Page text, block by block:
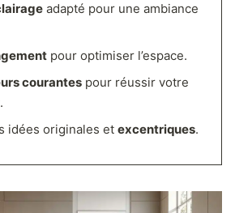
adapté pour une ambiance
pour optimiser l’espace.
courantespour réussir votre
idées originales et excentriques.